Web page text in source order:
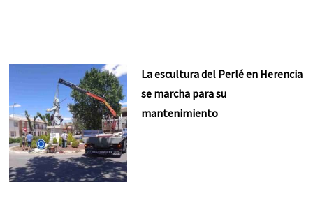
La escultura del Perlé en Herencia
se marcha para su
mantenimiento